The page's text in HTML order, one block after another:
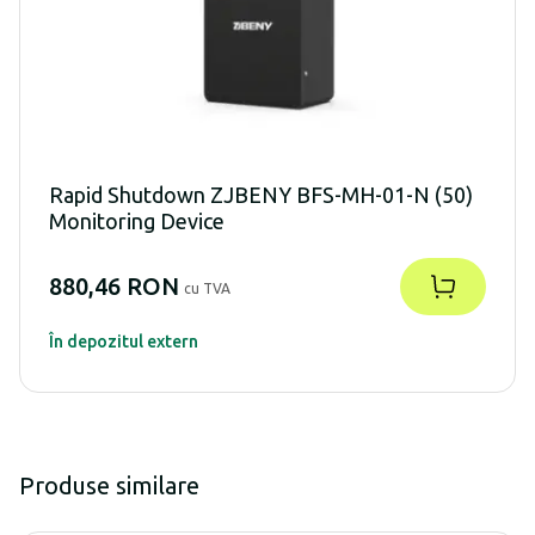
Rapid Shutdown ZJBENY BFS-MH-01-N (50)
Monitoring Device
880,46 RON cu TVA
În depozitul extern
Produse similare